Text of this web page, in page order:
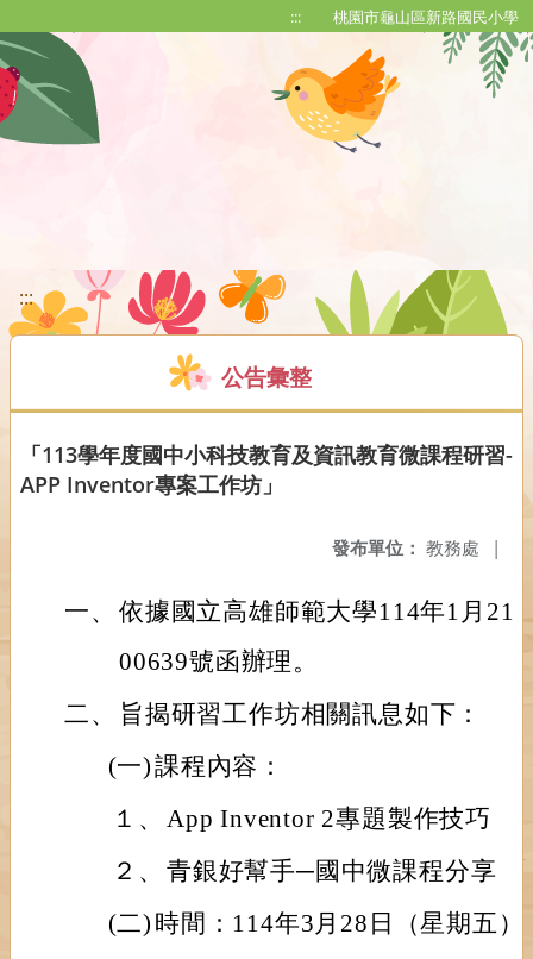
::: 桃園市龜山區新路國民小學
:::
公告彙整
「113學年度國中小科技教育及資訊教育微課程研習-
APP Inventor專案工作坊」
發布單位： 教務處 |
一、 依據國立高雄師範大學114年1月21
00639號函辦理。
二、
旨揭研習工作坊相關訊息如下：
(一)課程內容：
１、 App Inventor 2專題製作技巧
２、 青銀好幫手─國中微課程分享
(二) 時間：114年3月28日（星期五